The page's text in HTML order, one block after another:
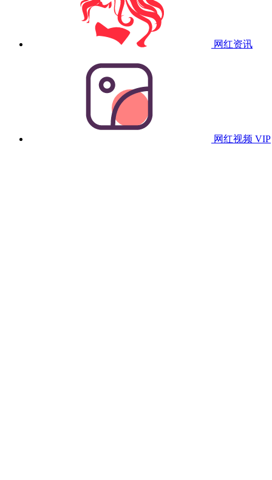
网红资讯
网红视频 VIP